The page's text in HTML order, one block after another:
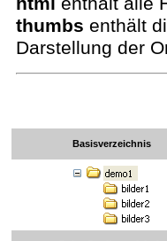
thumbs enthält
Darstellung der
Basisverzeichnis